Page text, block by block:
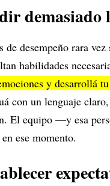
demasiado
de desempeño rara
habilidades
y desarrollá
con un lenguaje
El equipo —y esa
ese momento.